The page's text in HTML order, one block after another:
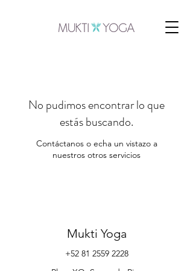
No pudimos encontrar lo que
estás buscando.
Contáctanos o echa un vistazo a
nuestros otros servicios
Mukti Yoga
+52 81 2559 2228